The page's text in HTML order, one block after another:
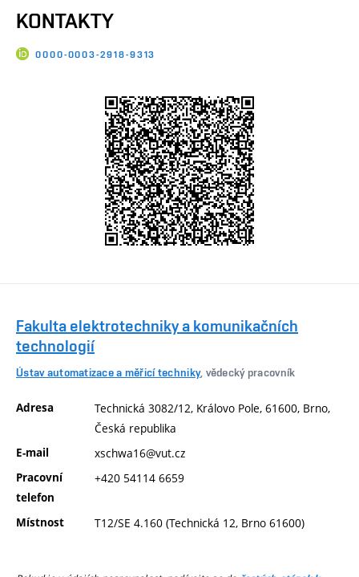
KONTAKTY
0000-0003-2918-9313
Fakulta elektrotechniky a komunikačních
technologií
Ústav automatizace a měřicí techniky, vědecký pracovník
Adresa
Technická 3082/12, Královo Pole, 61600, Brno,
Česká republika
E-mail xschwa16@vut.cz
Pracovní
telefon
+420 54114 6659
Místnost T12/SE 4.160 (Technická 12, Brno 61600)